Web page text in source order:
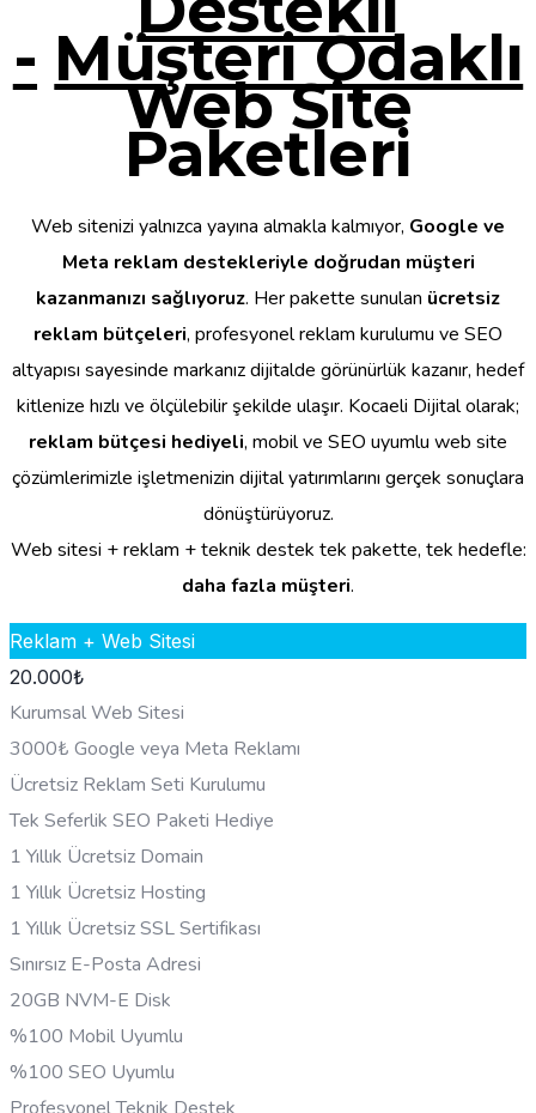
- Müşteri Odaklı
Web Site
Paketleri
Web sitenizi yalnızca yayına almakla kalmıyor, Google ve
Meta reklam destekleriyle doğrudan müşteri
kazanmanızı sağlıyoruz. Her pakette sunulan ücretsiz
reklam bütçeleri, profesyonel reklam kurulumu ve SEO
altyapısı sayesinde markanız dijitalde görünürlük kazanır, hedef
kitlenize hızlı ve ölçülebilir şekilde ulaşır. Kocaeli Dijital olarak;
reklam bütçesi hediyeli, mobil ve SEO uyumlu web site
çözümlerimizle işletmenizin dijital yatırımlarını gerçek sonuçlara
dönüştürüyoruz.
Web sitesi + reklam + teknik destek tek pakette, tek hedefle:
daha fazla müşteri.
Reklam + Web Sitesi
20.000₺
Kurumsal Web Sitesi
3000₺ Google veya Meta Reklamı
Ücretsiz Reklam Seti Kurulumu
Tek Seferlik SEO Paketi Hediye
1 Yıllık Ücretsiz Domain
1 Yıllık Ücretsiz Hosting
1 Yıllık Ücretsiz SSL Sertifikası
Sınırsız E-Posta Adresi
20GB NVM-E Disk
%100 Mobil Uyumlu
%100 SEO Uyumlu